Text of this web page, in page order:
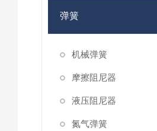
弹簧
机械弹簧
摩擦阻尼器
液压阻尼器
氮气弹簧